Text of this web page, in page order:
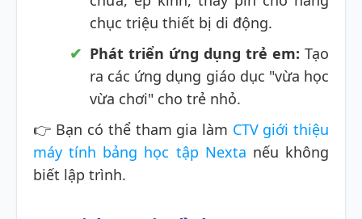
chục triệu thiết bị di động.
Phát triển ứng dụng trẻ em: Tạo
ra các ứng dụng giáo dục "vừa học
vừa chơi" cho trẻ nhỏ.
👉 Bạn có thể tham gia làm CTV giới thiệu
máy tính bảng học tập Nexta nếu không
biết lập trình.